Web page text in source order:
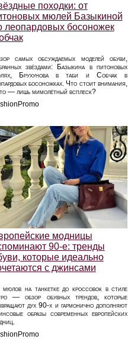
походки: от
мюлей Базыкиной
леопардовых босоножек
самых обсуждаемых моделей обуви,
звёздами: Базыкина в питоновых
Брухунова в таби и Собчак в
босоножках. Что стоит внимания,
— лишь мимолётный всплеск?
модницы
90-е: тренды
которые идеально
с джинсами
на танкетке до кроссовок в стиле
— обзор обувных трендов, которые
дух 90-х и гармонично дополняют
образы современных европейских